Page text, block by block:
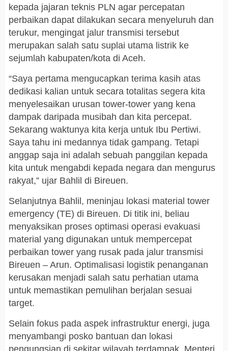
kepada jajaran teknis PLN agar percepatan
perbaikan dapat dilakukan secara menyeluruh dan
terukur, mengingat jalur transmisi tersebut
merupakan salah satu suplai utama listrik ke
sejumlah kabupaten/kota di Aceh.
“Saya pertama mengucapkan terima kasih atas
dedikasi kalian untuk secara totalitas segera kita
menyelesaikan urusan tower-tower yang kena
dampak daripada musibah dan kita percepat.
Sekarang waktunya kita kerja untuk Ibu Pertiwi.
Saya tahu ini medannya tidak gampang. Tetapi
anggap saja ini adalah sebuah panggilan kepada
kita untuk mengabdi kepada negara dan mengurus
rakyat,” ujar Bahlil di Bireuen.
Selanjutnya Bahlil, meninjau lokasi material tower
emergency (TE) di Bireuen. Di titik ini, beliau
menyaksikan proses optimasi operasi evakuasi
material yang digunakan untuk mempercepat
perbaikan tower yang rusak pada jalur transmisi
Bireuen – Arun. Optimalisasi logistik penanganan
kerusakan menjadi salah satu perhatian utama
untuk memastikan pemulihan berjalan sesuai
target.
Selain fokus pada aspek infrastruktur energi, juga
menyambangi posko bantuan dan lokasi
pengungsian di sekitar wilayah terdampak. Menteri